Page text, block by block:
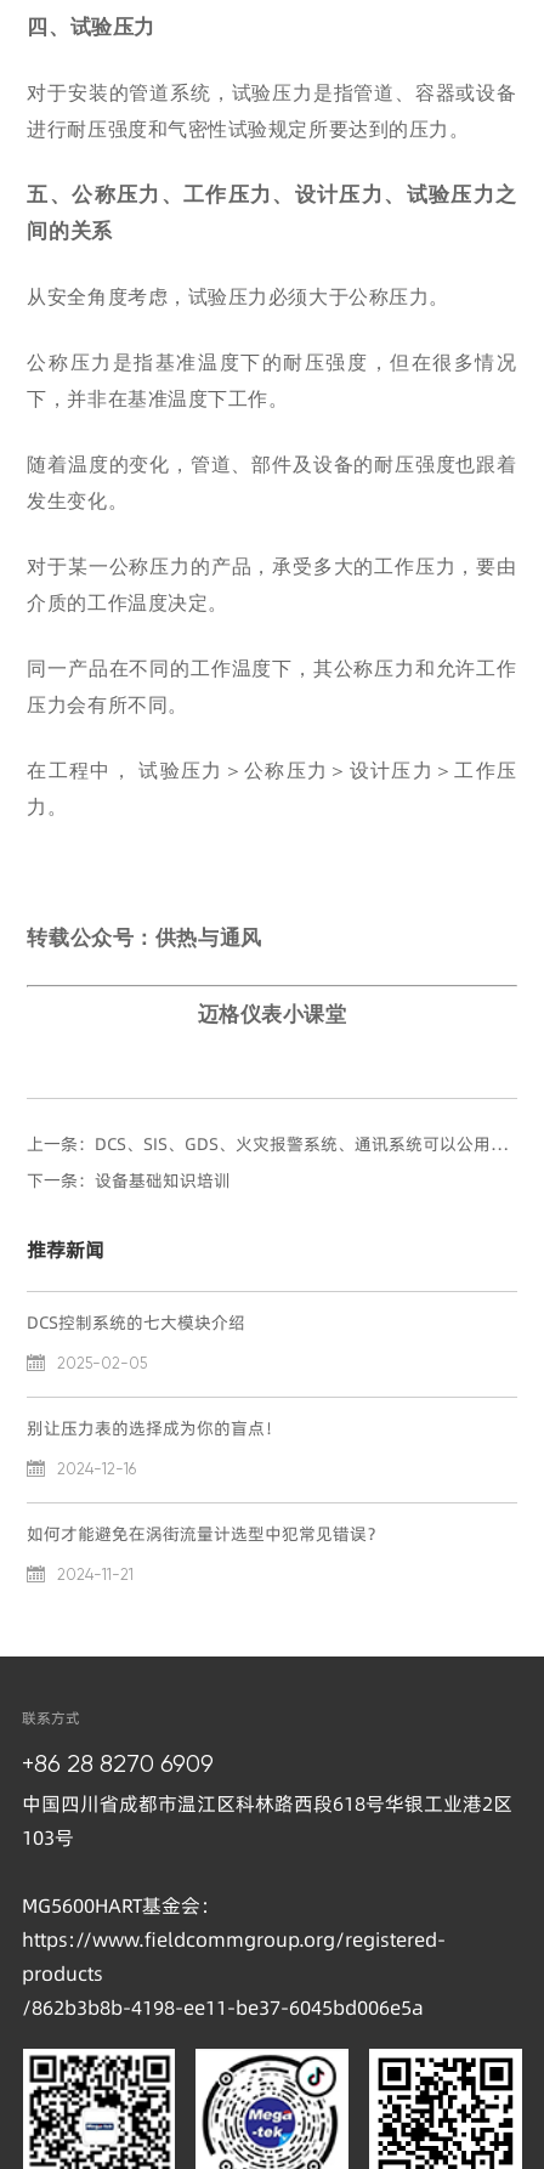
四、试验压力
对于安装的管道系统，试验压力是指管道、容器或设备
进行耐压强度和气密性试验规定所要达到的压力。
五、公称压力、工作压力、设计压力、试验压力之
间的关系
从安全角度考虑，试验压力必须大于公称压力。
公称压力是指基准温度下的耐压强度，但在很多情况
下，并非在基准温度下工作。
随着温度的变化， 管道、部件及设备的耐压强度也跟着
发生变化。
对于某一公称压力的产品，承受多大的工作压力，要由
介质的工作温度决定。
同一产品在不同的工作温度下，其公称压力和允许工作
压力会有所不同。
在工程中，
试验压力＞公称压力＞设计压力＞工作压
力。
转载公众号：供热与通风
迈格仪表小课堂
上一条：DCS、SIS、GDS、火灾报警系统、通讯系统可以公用UPS...
下一条：设备基础知识培训
推荐新闻
DCS控制系统的七大模块介绍
 2025-02-05
别让压力表的选择成为你的盲点！
 2024-12-16
如何才能避免在涡街流量计选型中犯常见错误？
 2024-11-21
联系方式
+86 28 8270 6909
中国四川省成都市温江区科林路西段618号华银工业港2区
103号
MG5600HART基金会：
https://www.fieldcommgroup.org/registered-
products
/862b3b8b-4198-ee11-be37-6045bd006e5a